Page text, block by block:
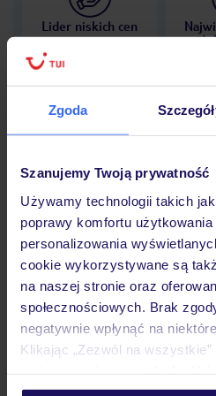
Zgoda
Szanujemy Twoją prywatność
Używamy technologii takich
poprawy komfortu
personalizowania
cookie wykorzystywane są
na naszej stronie oraz
społecznościowych. Brak
negatywnie wpłynąć na
Klikając „Zezwól na
personalizować swój wybór
Lider niskich cen
Opinie
Pokoje
Wyżywienie